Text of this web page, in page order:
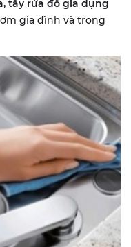
tẩy rửa đồ gia dụng
gia đình và trong